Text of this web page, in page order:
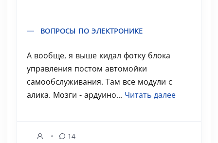
ВОПРОСЫ ПО ЭЛЕКТРОНИКЕ
А вообще, я выше кидал фотку блока
управления постом автомойки
самообслуживания. Там все модули с
алика. Мозги - ардуино... Читать далее
14